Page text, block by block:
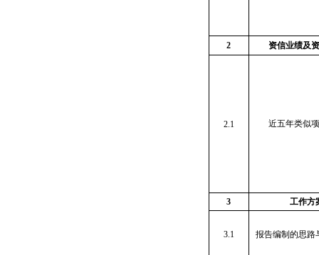
2 资信业绩及
2.1 近五年类似
3 工作方
3.1 报告编制的思路